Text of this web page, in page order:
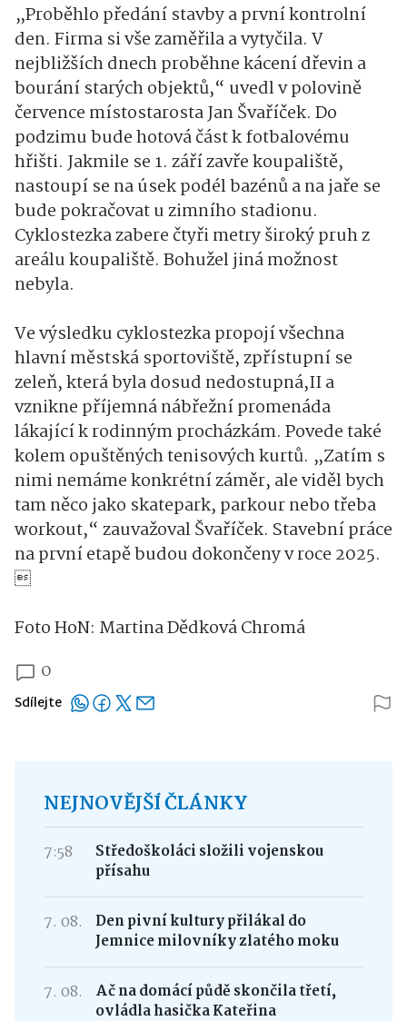
„Proběhlo předání stavby a první kontrolní
den. Firma si vše zaměřila a vytyčila. V
nejbližších dnech proběhne kácení dřevin a
bourání starých objektů,“ uvedl v polovině
července místostarosta Jan Švaříček. Do
podzimu bude hotová část k fotbalovému
hřišti. Jakmile se 1. září zavře koupaliště,
nastoupí se na úsek podél bazénů a na jaře se
bude pokračovat u zimního stadionu.
Cyklostezka zabere čtyři metry široký pruh z
areálu koupaliště. Bohužel jiná možnost
nebyla.
Ve výsledku cyklostezka propojí všechna
hlavní městská sportoviště, zpřístupní se
zeleň, která byla dosud nedostupná,II a
vznikne příjemná nábřežní promenáda
lákající k rodinným procházkám. Povede také
kolem opuštěných tenisových kurtů. „Zatím s
nimi nemáme konkrétní záměr, ale viděl bych
tam něco jako skatepark, parkour nebo třeba
workout,“ zauvažoval Švaříček. Stavební práce
na první etapě budou dokončeny v roce 2025.

Foto HoN: Martina Dědková Chromá
0
Sdílejte
NEJNOVĚJŠÍ ČLÁNKY
7:58
Středoškoláci složili vojenskou
přísahu
7. 08.
Den pivní kultury přilákal do
Jemnice milovníky zlatého moku
7. 08.
Ač na domácí půdě skončila třetí,
ovládla hasička Kateřina